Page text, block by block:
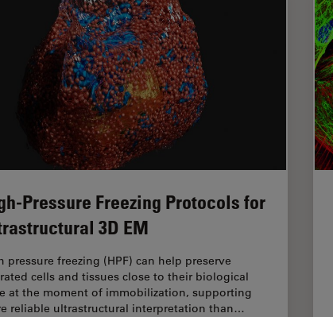
Pressure Freezing Protocols for
3D EM
pressure freezing (HPF) can help preserve
cells and tissues close to their biological
at the moment of immobilization, supporting
reliable ultrastructural interpretation than…